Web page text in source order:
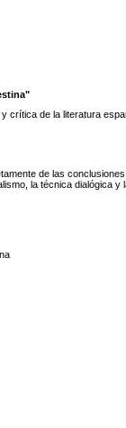
crítica de la literatura
de las
la técnica dialógica